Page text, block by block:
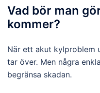
Vad bör man
kommer?
När ett akut kylproblem
tar över. Men några
begränsa skadan.